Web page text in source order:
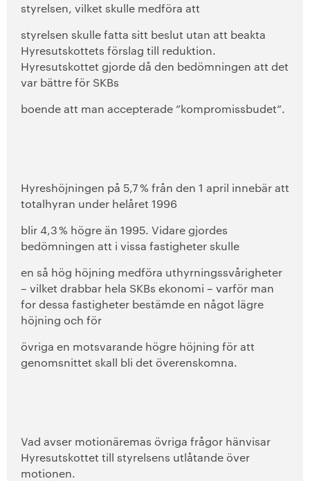
styrelsen, vilket skulle medföra att
styrelsen skulle fatta sitt beslut utan att beakta
Hyresutskottets förslag till reduktion.
Hyresutskottet gjorde då den bedömningen att det
var bättre för SKBs
boende att man accepterade ”kompromissbudet”.
Hyreshöjningen på 5,7 % från den 1 april innebär att
totalhyran under helåret 1996
blir 4,3 % högre än 1995. Vidare gjordes
bedömningen att i vissa fastigheter skulle
en så hög höjning medföra uthyrningssvårigheter
– vilket drabbar hela SKBs ekonomi – varför man
for dessa fastigheter bestämde en något lägre
höjning och för
övriga en motsvarande högre höjning för att
genomsnittet skall bli det överenskomna.
Vad avser motionäremas övriga frågor hänvisar
Hyresutskottet till styrelsens utlåtande över
motionen.